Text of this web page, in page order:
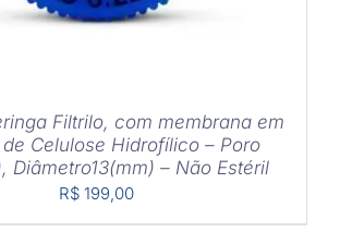
Filtrilo, com membrana em
Celulose Hidrofílico – Poro
Diâmetro13(mm) – Não Estéril
R$199,00